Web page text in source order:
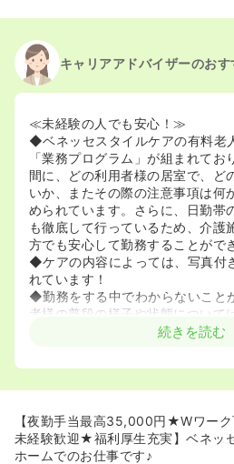
2024/02/09正・准看護師の募集を開始
2022/11/01
2020/09/17正・准看護師を休止中
キャリアアドバイザーのおす
≪未経験の人でも安心！≫
◆ベネッセスタイルケアの有料老
「業務プログラム」が組まれて
間に、どの利用者様の居室で、ど
いか、またその際の注意事項は何
められています。さらに、日勤帯
も徹底して行っているため、介護
方でも安心して勤務することがで
◆ケアの内容によっては、写真付
れています！
◆勤務をする中でわからないこと
者様の普段の様子や状態について
家族への相談が必要な場合にはホ
とはありません！
◆面接・見学時には、施設での業
が聞けたり、不安な点があれば相
ため、実際に施設での勤務経験が
続きを読む
【夜勤手当最高35,000円★Wワー
未経験歓迎★福利厚生充実】ベネッ
ホームでのお仕事です♪